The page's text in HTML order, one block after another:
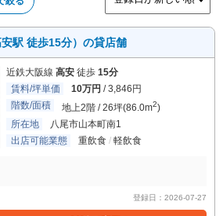
駅 徒歩15分）の貸店舗
近鉄大阪線 高安 徒歩 15分
賃料/坪単価
10万円 / 3,846円
階数/面積
地上2階 / 26坪(86.0m2)
所在地
八尾市山本町南1
出店可能業態
重飲食 軽飲食
登録日：2026-07-27